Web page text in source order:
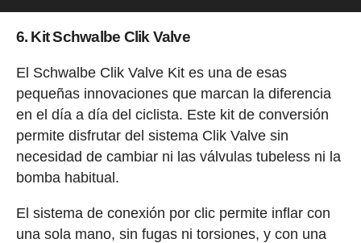
6. Kit Schwalbe Clik Valve
El Schwalbe Clik Valve Kit es una de esas
pequeñas innovaciones que marcan la diferencia
en el día a día del ciclista. Este kit de conversión
permite disfrutar del sistema Clik Valve sin
necesidad de cambiar ni las válvulas tubeless ni la
bomba habitual.
El sistema de conexión por clic permite inflar con
una sola mano, sin fugas ni torsiones, y con una